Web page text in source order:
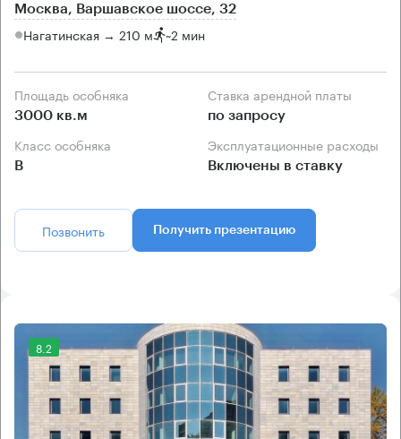
Москва, Варшавское шоссе, 32
Нагатинская → 210 м ~2 мин
Площадь особняка
3000 кв.м
Ставка арендной платы
по запросу
Класс особняка
B
Эксплуатационные расходы
Включены в ставку
Позвонить Получить презентацию
8.2